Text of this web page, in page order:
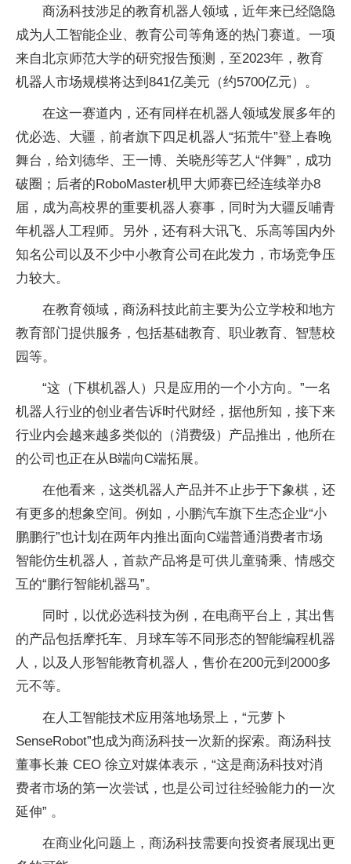
商汤科技涉足的教育机器人领域，近年来已经隐隐
成为人工智能企业、教育公司等角逐的热门赛道。一项
来自北京师范大学的研究报告预测，至2023年，教育
机器人市场规模将达到841亿美元（约5700亿元）。
在这一赛道内，还有同样在机器人领域发展多年的
优必选、大疆，前者旗下四足机器人“拓荒牛”登上春晚
舞台，给刘德华、王一博、关晓彤等艺人“伴舞”，成功
破圈；后者的RoboMaster机甲大师赛已经连续举办8
届，成为高校界的重要机器人赛事，同时为大疆反哺青
年机器人工程师。另外，还有科大讯飞、乐高等国内外
知名公司以及不少中小教育公司在此发力，市场竞争压
力较大。
在教育领域，商汤科技此前主要为公立学校和地方
教育部门提供服务，包括基础教育、职业教育、智慧校
园等。
“这（下棋机器人）只是应用的一个小方向。”一名
机器人行业的创业者告诉时代财经，据他所知，接下来
行业内会越来越多类似的（消费级）产品推出，他所在
的公司也正在从B端向C端拓展。
在他看来，这类机器人产品并不止步于下象棋，还
有更多的想象空间。例如，小鹏汽车旗下生态企业“小
鹏鹏行”也计划在两年内推出面向C端普通消费者市场
智能仿生机器人，首款产品将是可供儿童骑乘、情感交
互的“鹏行智能机器马”。
同时，以优必选科技为例，在电商平台上，其出售
的产品包括摩托车、月球车等不同形态的智能编程机器
人，以及人形智能教育机器人，售价在200元到2000多
元不等。
在人工智能技术应用落地场景上，“元萝卜
SenseRobot”也成为商汤科技一次新的探索。商汤科技
董事长兼 CEO 徐立对媒体表示，“这是商汤科技对消
费者市场的第一次尝试，也是公司过往经验能力的一次
延伸” 。
在商业化问题上，商汤科技需要向投资者展现出更